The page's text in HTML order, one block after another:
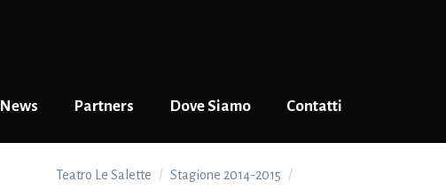
News Partners Dove Siamo Contatti
Teatro Le Salette Stagione 2014-2015